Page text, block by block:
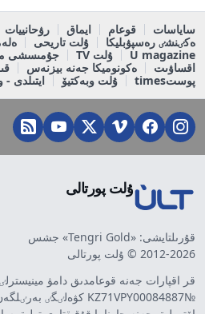
ساياسات قوعام ايماق رۋحانييات
ەكٸنشٸ رەسپۋبليكا
ۇلت تاريحى
U magazine
ۇلت TV
جۇمىسشى
اقساۋىت
ەكونوميكا جەنە بيزنەس
پوستtimes
ۇلت وبەكتيۆ ايتىلدى -
ۇلت پورتالى
قۇرىلتايشى: «Tengri Gold» جشس
2012-2026 © ۇلت پورتالى
قر اقپارات جەنە قوعامدىق دامۋ
№KZ71VPY00084887 كۋەلٸگٸ بەرٸلگەن.